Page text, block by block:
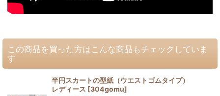
この商品を買った方はこんな商品もチェックしていま
す
半円スカートの型紙（ウエストゴムタイプ）
レディース [304gomu]